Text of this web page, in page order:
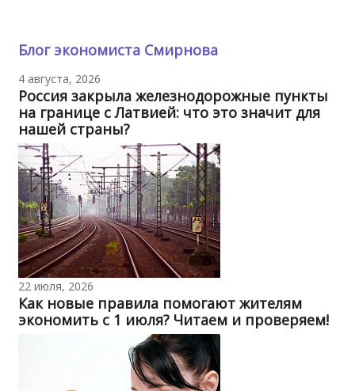
Блог экономиста Смирнова
4 августа, 2026
Россия закрыла железнодорожные пункты
на границе с Латвией: что это значит для
нашей страны?
22 июля, 2026
Как новые правила помогают жителям
экономить с 1 июля? Читаем и проверяем!